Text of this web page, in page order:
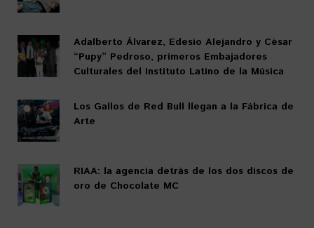
Adalberto Álvarez, Edesio Alejandro y César
“Pupy” Pedroso, primeros Embajadores
Culturales del Instituto Latino de la Música
Los Gallos de Red Bull llegan a la Fábrica de
Arte
RIAA: la agencia detrás de los dos discos de
oro de Chocolate MC